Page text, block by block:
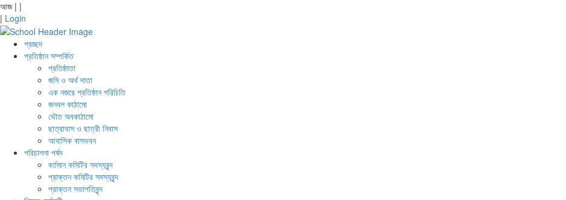
আজ | |
| Login
প্রচ্ছদ
প্রতিষ্ঠান সম্পর্কিত
প্রতিষ্ঠাতা
জমি ও অর্থ দাতা
এক নজরে প্রতিষ্ঠান পরিচিতি
জনবল কাঠামো
ভৌত অবকাঠামো
ছাত্রাবাস ও ছাত্রী নিবাস
আবাসিক বাসভবন
পরিচালনা পর্ষদ
বর্তমান কমিটির সদস্যবৃন্দ
প্রাক্তন কমিটির সদস্যবৃন্দ
প্রাক্তন সভাপতিবৃন্দ